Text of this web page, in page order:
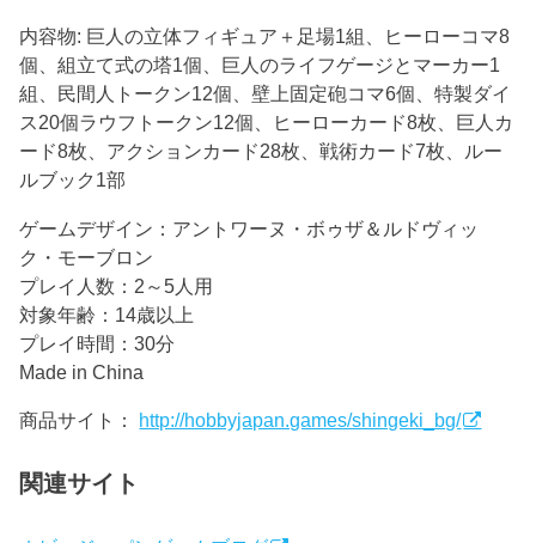
内容物: 巨人の立体フィギュア＋足場1組、ヒーローコマ8
個、組立て式の塔1個、巨人のライフゲージとマーカー1
組、民間人トークン12個、壁上固定砲コマ6個、特製ダイ
ス20個ラウフトークン12個、ヒーローカード8枚、巨人カ
ード8枚、アクションカード28枚、戦術カード7枚、ルー
ルブック1部
ゲームデザイン：アントワーヌ・ボゥザ＆ルドヴィッ
ク・モーブロン
プレイ人数：2～5人用
対象年齢：14歳以上
プレイ時間：30分
Made in China
商品サイト： http://hobbyjapan.games/shingeki_bg/
関連サイト